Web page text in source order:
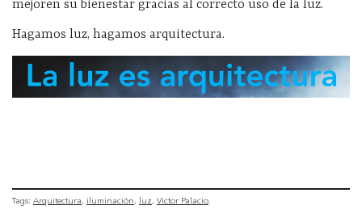
mejoren su bienestar gracias al correcto uso de la luz.
Hagamos luz, hagamos arquitectura.
Tags: Arquitectura iluminación luz Victor Palacio